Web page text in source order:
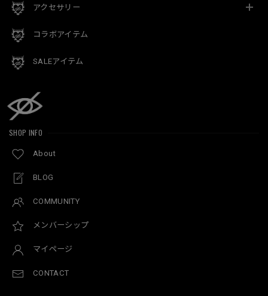
アクセサリー
コラボアイテム
SALEアイテム
SHOP INFO
About
BLOG
COMMUNITY
メンバーシップ
マイページ
CONTACT